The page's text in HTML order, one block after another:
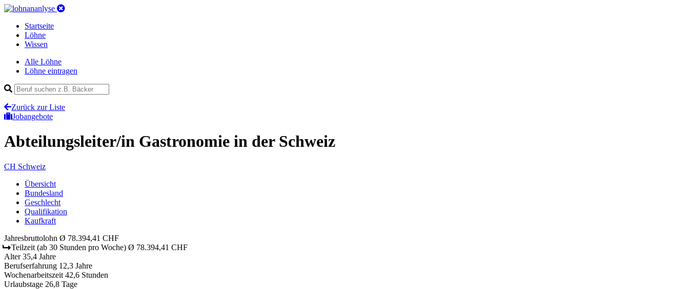
Startseite
Löhne
Wissen
Alle Löhne
Löhne eintragen
Zurück zur Liste
Jobangebote
Abteilungsleiter/in Gastronomie in der Schweiz
CH Schweiz
Übersicht
Bundesland
Geschlecht
Qualifikation
Kaufkraft
Jahresbruttolohn Ø 78.394,41 CHF
Teilzeit (ab 30 Stunden pro Woche) Ø 78.394,41 CHF
Alter 35,4 Jahre
Berufserfahrung 12,3 Jahre
Wochenarbeitszeit 42,6 Stunden
Urlaubstage 26,8 Tage